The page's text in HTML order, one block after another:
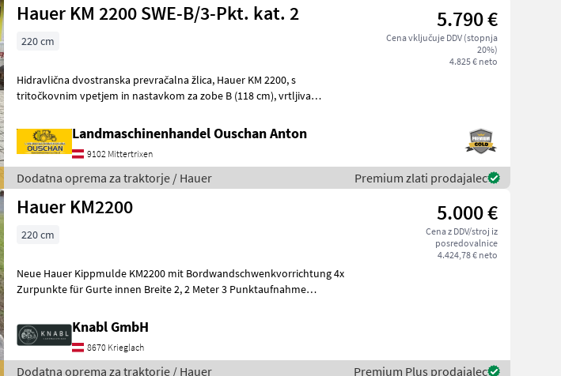
Hauer KM 2200 SWE-B/3-Pkt. kat. 2 5.790 €
Cena vključuje DDV (stopnja
20%)
4.825 € neto
220 cm
Hidravlična dvostranska prevračalna žlica, Hauer KM 2200, s
tritočkovnim vpetjem in nastavkom za zobe B (118 cm), vrtljiva
Landmaschinenhandel Ouschan Anton
9102 Mittertrixen
Dodatna oprema za traktorje / Hauer Premium zlati prodajalec
Hauer KM2200 5.000 €
Cena z DDV/stroj iz
posredovalnice
4.424,78 € neto
220 cm
Neue Hauer Kippmulde KM2200 mit Bordwandschwenkvorrichtung 4x
Zurpunkte für Gurte innen Breite 2, 2 Meter 3 Punktaufnahme
Knabl GmbH
8670 Krieglach
Dodatna oprema za traktorje / Hauer Premium Plus prodajalec